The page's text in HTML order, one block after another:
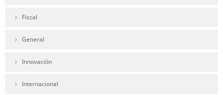
Fiscal
General
Innovación
Internacional